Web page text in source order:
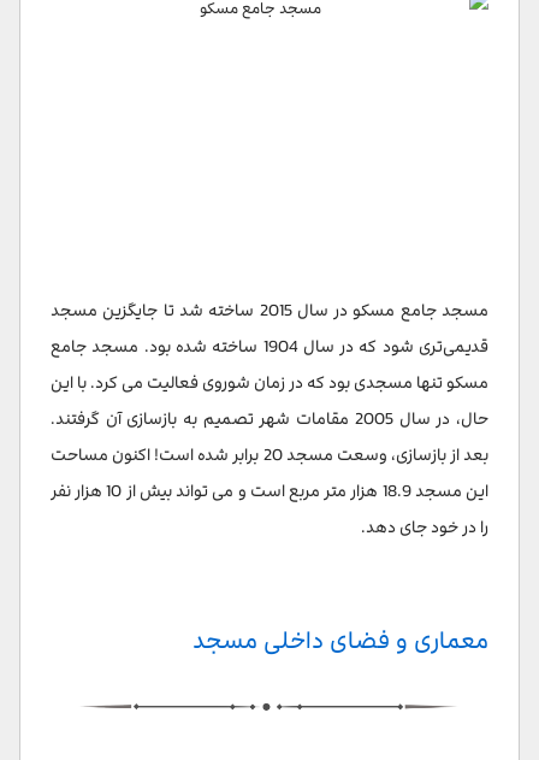
مسجد جامع مسکو در سال 2015 ساخته شد تا جایگزین مسجد
قدیمی‌تری شود که در سال 1904 ساخته شده بود. مسجد جامع
مسکو تنها مسجدی بود که در زمان شوروی فعالیت می کرد. با این
حال، در سال 2005 مقامات شهر تصمیم به بازسازی آن گرفتند.
بعد از بازسازی، وسعت مسجد 20 برابر شده است! اکنون مساحت
این مسجد 18.9 هزار متر مربع است و می تواند بیش از 10 هزار نفر
را در خود جای دهد.
معماری و فضای داخلی مسجد